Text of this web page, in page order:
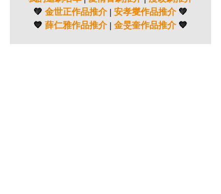
💚 金世正作品推介| 安孝燮作品推介💚
💙 薛仁雅作品推介| 金旻奎作品推介💙